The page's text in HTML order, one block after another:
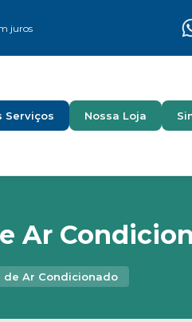
juros
Serviços Nossa Loja
Ar
de Ar Condicionado